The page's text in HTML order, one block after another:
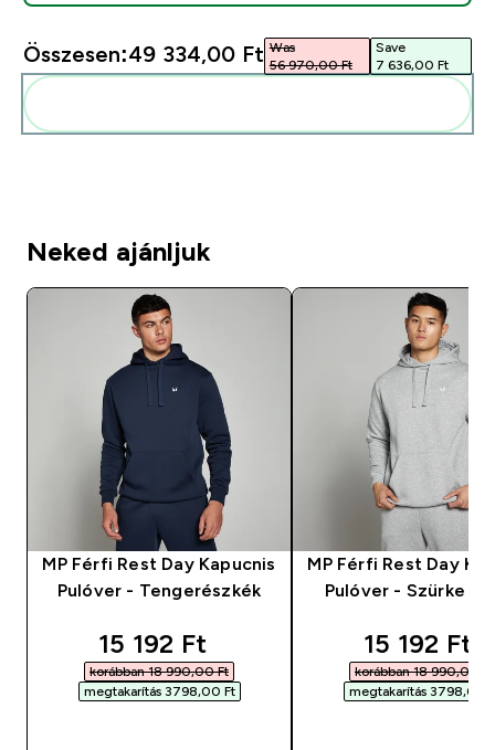
Összesen:49 334,00 Ft‎ Was
56 970,00 Ft‎
Save
7 636,00 Ft‎
Neked ajánljuk
MP Férfi Rest Day Kapucnis
Pulóver - Tengerészkék
discounted price
15 192 Ft‎
korábban 18 990,00 Ft‎
megtakarítás 3798,00 Ft‎
MP Férfi Rest Day
Pulóver - Szürke
15 192 Ft‎
korábban 18 990,00 Ft‎
megtakarítás 3798,00